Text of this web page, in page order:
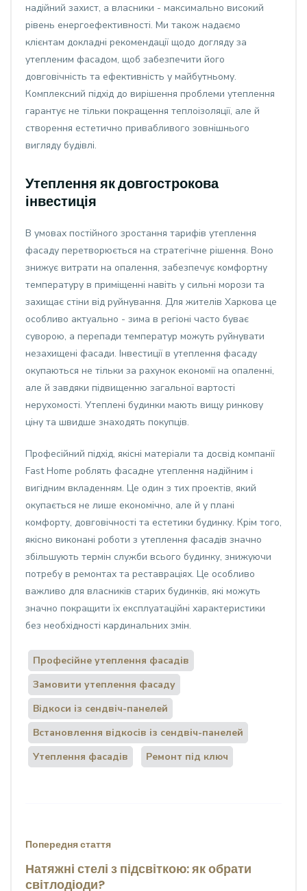
надійний захист, а власники - максимально високий
рівень енергоефективності. Ми також надаємо
клієнтам докладні рекомендації щодо догляду за
утепленим фасадом, щоб забезпечити його
довговічність та ефективність у майбутньому.
Комплексний підхід до вирішення проблеми утеплення
гарантує не тільки покращення теплоізоляції, але й
створення естетично привабливого зовнішнього
вигляду будівлі.
Утеплення як довгострокова
інвестиція
В умовах постійного зростання тарифів утеплення
фасаду перетворюється на стратегічне рішення. Воно
знижує витрати на опалення, забезпечує комфортну
температуру в приміщенні навіть у сильні морози та
захищає стіни від руйнування. Для жителів Харкова це
особливо актуально - зима в регіоні часто буває
суворою, а перепади температур можуть руйнувати
незахищені фасади. Інвестиції в утеплення фасаду
окупаються не тільки за рахунок економії на опаленні,
але й завдяки підвищенню загальної вартості
нерухомості. Утеплені будинки мають вищу ринкову
ціну та швидше знаходять покупців.
Професійний підхід, якісні матеріали та досвід компанії
Fast Home роблять фасадне утеплення надійним і
вигідним вкладенням. Це один з тих проектів, який
окупається не лише економічно, але й у плані
комфорту, довговічності та естетики будинку. Крім того,
якісно виконані роботи з утеплення фасадів значно
збільшують термін служби всього будинку, знижуючи
потребу в ремонтах та реставраціях. Це особливо
важливо для власників старих будинків, які можуть
значно покращити їх експлуатаційні характеристики
без необхідності кардинальних змін.
Професійне утеплення фасадів
Замовити утеплення фасаду
Відкоси із сендвіч-панелей
Встановлення відкосів із сендвіч-панелей
Утеплення фасадів
Ремонт під ключ
Попередня стаття
Натяжні стелі з підсвіткою: як обрати
світлодіоди?